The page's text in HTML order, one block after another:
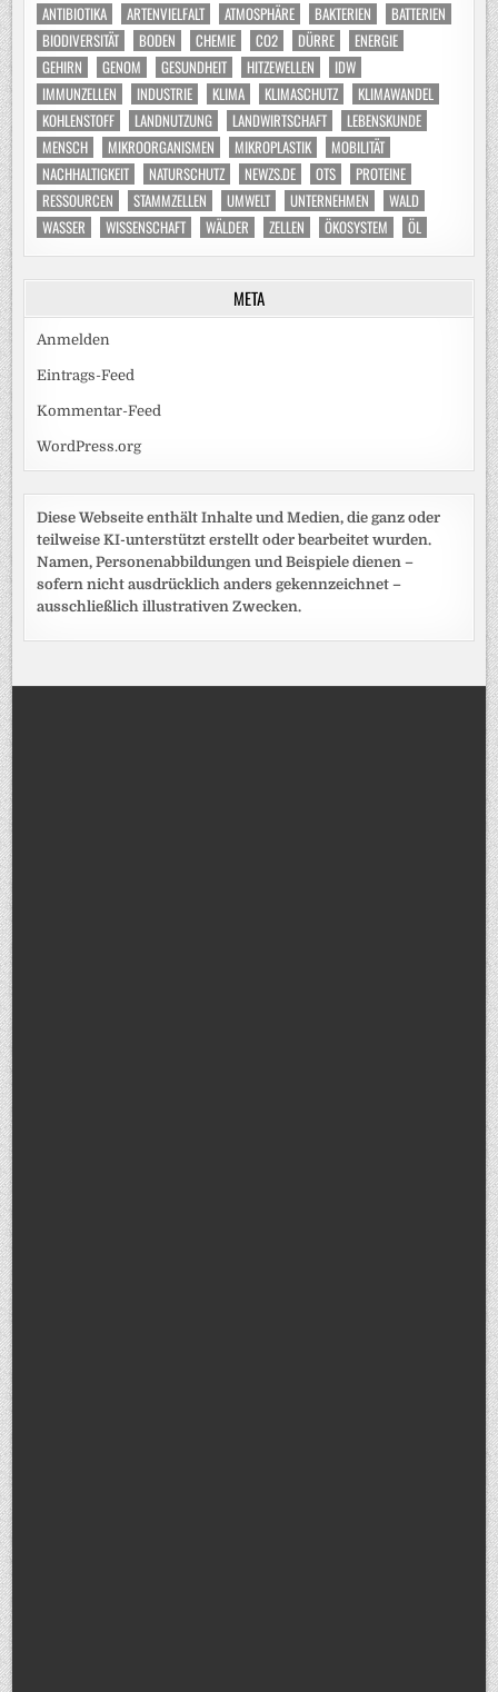
ANTIBIOTIKA ARTENVIELFALT ATMOSPHÄRE BAKTERIEN
BATTERIEN
BIODIVERSITÄT
BODEN CHEMIE CO2 DÜRRE
ENERGIE
GEHIRN
GENOM GESUNDHEIT HITZEWELLEN
IDW
IMMUNZELLEN
INDUSTRIE KLIMA KLIMASCHUTZ
KLIMAWANDEL
KOHLENSTOFF
LANDNUTZUNG LANDWIRTSCHAFT
LEBENSKUNDE
MENSCH
MIKROORGANISMEN MIKROPLASTIK
MOBILITÄT
NACHHALTIGKEIT
NATURSCHUTZ NEWZS.DE OTS
PROTEINE
RESSOURCEN
STAMMZELLEN UMWELT UNTERNEHMEN
WALD
WASSER
WISSENSCHAFT WÄLDER ZELLEN ÖKOSYSTEM ÖL
META
Anmelden
Eintrags-Feed
Kommentar-Feed
WordPress.org
Diese Webseite enthält Inhalte und Medien, die ganz oder
teilweise KI-unterstützt erstellt oder bearbeitet wurden.
Namen, Personenabbildungen und Beispiele dienen –
sofern nicht ausdrücklich anders gekennzeichnet –
ausschließlich illustrativen Zwecken.